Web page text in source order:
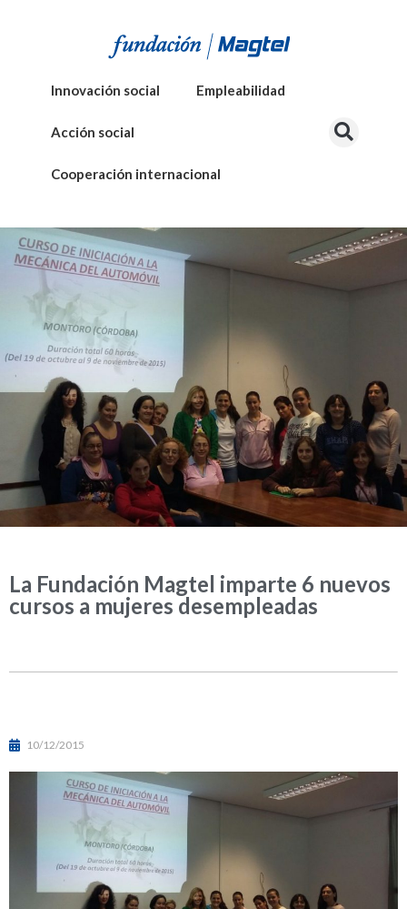
Innovación social Empleabilidad
Acción social
Cooperación internacional
La Fundación Magtel imparte 6 nuevos
cursos a mujeres desempleadas
10/12/2015